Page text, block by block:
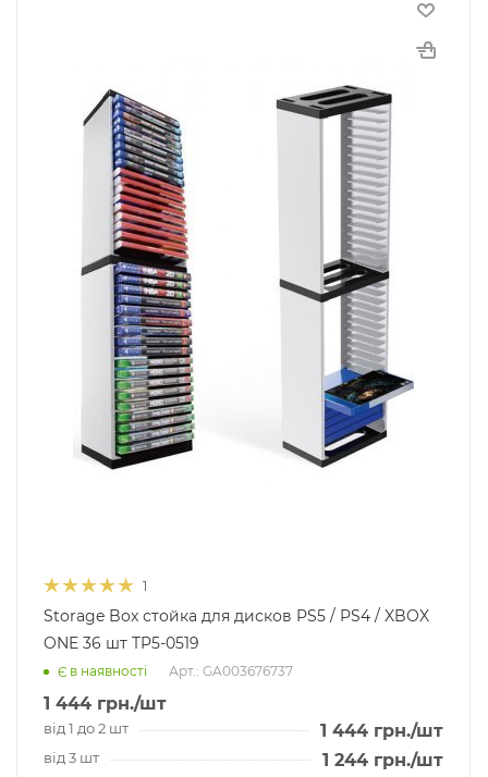
1
Storage Box стойка для дисков PS5 / PS4 / XBOX
ONE 36 шт TP5-0519
Є в наявності Арт.: GA003676737
1 444 грн./шт
від 1 до 2 шт 1 444 грн./шт
від 3 шт 1 244 грн./шт